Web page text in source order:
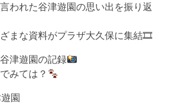
われた谷津遊園の思い出を振り返
まな資料がプラザ大久保に集結🎞
津遊園の記録
みては？
園